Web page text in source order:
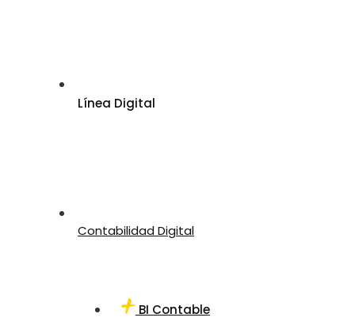
Línea Digital
Contabilidad Digital
BI Contable